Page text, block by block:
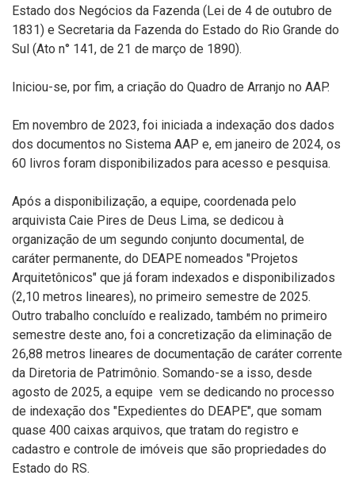
Estado dos Negócios da Fazenda (Lei de 4 de outubro de
1831) e Secretaria da Fazenda do Estado do Rio Grande do
Sul (Ato n° 141, de 21 de março de 1890).
Iniciou-se, por fim, a criação do Quadro de Arranjo no AAP.
Em novembro de 2023, foi iniciada a indexação dos dados
dos documentos no Sistema AAP e, em janeiro de 2024, os
60 livros foram disponibilizados para acesso e pesquisa.
Após a disponibilização, a equipe, coordenada pelo
arquivista Caie Pires de Deus Lima, se dedicou à
organização de um segundo conjunto documental, de
caráter permanente, do DEAPE nomeados "Projetos
Arquitetônicos" que já foram indexados e disponibilizados
(2,10 metros lineares), no primeiro semestre de 2025.
Outro trabalho concluído e realizado, também no primeiro
semestre deste ano, foi a concretização da eliminação de
26,88 metros lineares de documentação de caráter corrente
da Diretoria de Patrimônio. Somando-se a isso, desde
agosto de 2025, a equipe vem se dedicando no processo
de indexação dos "Expedientes do DEAPE", que somam
quase 400 caixas arquivos, que tratam do registro e
cadastro e controle de imóveis que são propriedades do
Estado do RS.